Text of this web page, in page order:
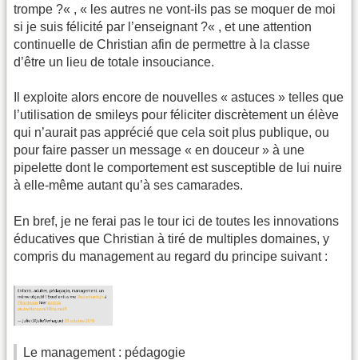
trompe ?« , « les autres ne vont-ils pas se moquer de moi
si je suis félicité par l’enseignant ?« , et une attention
continuelle de Christian afin de permettre à la classe
d’être un lieu de totale insouciance.
Il exploite alors encore de nouvelles « astuces » telles que
l’utilisation de smileys pour féliciter discrètement un élève
qui n’aurait pas apprécié que cela soit plus publique, ou
pour faire passer un message « en douceur » à une
pipelette dont le comportement est susceptible de lui nuire
à elle-même autant qu’à ses camarades.
En bref, je ne ferai pas le tour ici de toutes les innovations
éducatives que Christian à tiré de multiples domaines, y
compris du management au regard du principe suivant :
Le management : pédagogie